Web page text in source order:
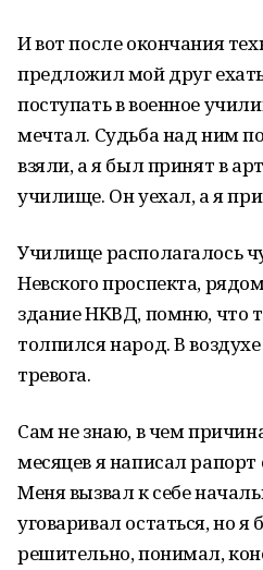
И вот после окончания
предложил мой друг
поступать в военное
мечтал. Судьба над ним
взяли, а я был принят в
училище. Он уехал, а я
Училище располагалось
Невского проспекта,
здание НКВД, помню, что
толпился народ. В
тревога.
Сам не знаю, в чем
месяцев я написал
Меня вызвал к себе
уговаривал остаться, но я
решительно, понимал,